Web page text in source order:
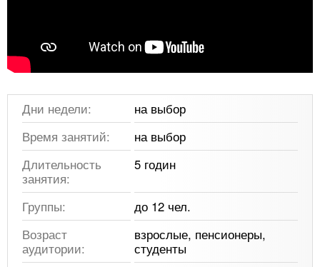
Дни недели:
на выбор
Время занятий:
на выбор
Длительность
занятия:
5 годин
Группы:
до 12 чел.
Возраст
аудитории:
взрослые, пенсионеры,
студенты